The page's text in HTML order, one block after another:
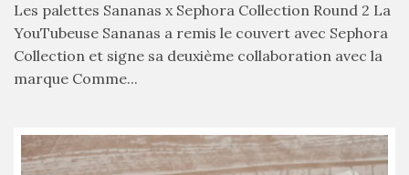
Les palettes Sananas x Sephora Collection Round 2 La
YouTubeuse Sananas a remis le couvert avec Sephora
Collection et signe sa deuxième collaboration avec la
marque Comme...